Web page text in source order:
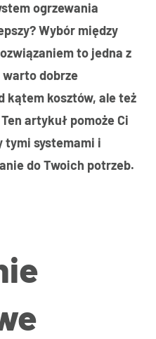
ogrzewania
Wybór między
to jedna z
dobrze
kątem kosztów, ale też
artykuł pomoże Ci
tymi systemami i
do Twoich potrzeb.